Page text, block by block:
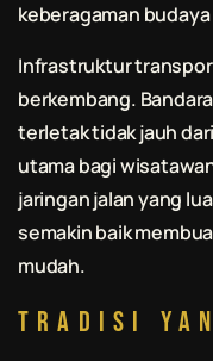
keberagaman
Infrastruktur
berkembang.
terletak tidak jauh
utama bagi
jaringan jalan yang
semakin baik
mudah.
Tradisi